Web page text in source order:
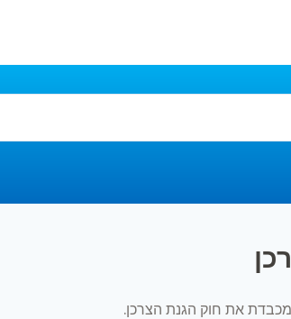
את חוק הגנת הצרכן.